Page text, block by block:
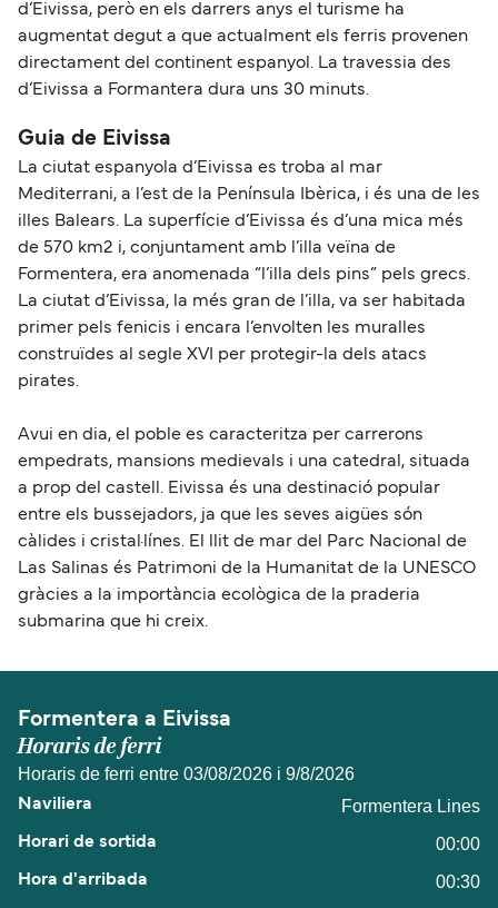
d’Eivissa, però en els darrers anys el turisme ha
augmentat degut a que actualment els ferris provenen
directament del continent espanyol. La travessia des
d’Eivissa a Formantera dura uns 30 minuts.
Guia de Eivissa
La ciutat espanyola d’Eivissa es troba al mar
Mediterrani, a l’est de la Península Ibèrica, i és una de les
illes Balears. La superfície d’Eivissa és d’una mica més
de 570 km2 i, conjuntament amb l’illa veïna de
Formentera, era anomenada “l’illa dels pins” pels grecs.
La ciutat d’Eivissa, la més gran de l’illa, va ser habitada
primer pels fenicis i encara l’envolten les muralles
construïdes al segle XVI per protegir-la dels atacs
pirates.
Avui en dia, el poble es caracteritza per carrerons
empedrats, mansions medievals i una catedral, situada
a prop del castell. Eivissa és una destinació popular
entre els bussejadors, ja que les seves aigües són
càlides i cristal·línes. El llit de mar del Parc Nacional de
Las Salinas és Patrimoni de la Humanitat de la UNESCO
gràcies a la importància ecològica de la praderia
submarina que hi creix.
Formentera a Eivissa
Horaris de ferri
Horaris de ferri entre 03/08/2026 i 9/8/2026
Formentera Lines
00:00
00:30